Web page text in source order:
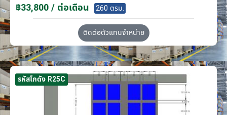
฿33,800 / ต่อเดือน 260 ตรม.
ติดต่อตัวแทนจำหน่าย
รหัสโกดัง R25C